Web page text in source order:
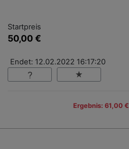
Startpreis
50,00 €
Endet: 12.02.2022 16:17:20
Ergebnis: 61,00 €